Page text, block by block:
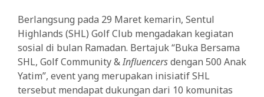
Berlangsung pada 29 Maret kemarin, Sentul
Highlands (SHL) Golf Club mengadakan kegiatan
sosial di bulan Ramadan. Bertajuk “Buka Bersama
SHL, Golf Community &Influencersdengan 500 Anak
Yatim”, event yang merupakan inisiatif SHL
tersebut mendapat dukungan dari 10 komunitas